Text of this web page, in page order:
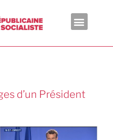
d’un Président